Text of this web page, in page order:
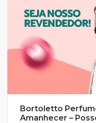
Bortoletto
Amanhecer –